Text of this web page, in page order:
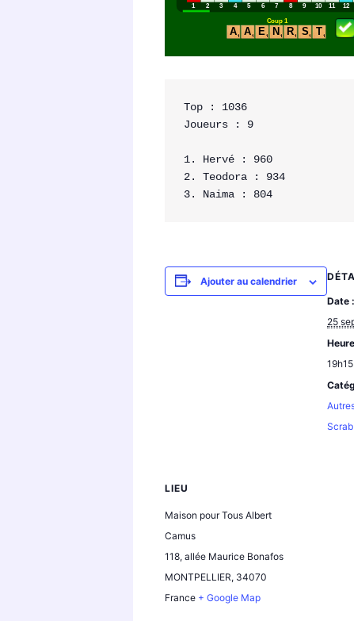
Top : 1036
Joueurs : 9
1. Hervé : 960
2. Teodora : 934
Ajouter au calendrier
Date :
25
LIEU
Maison pour Tous Albert
Camus
118, allée Maurice Bonafos
MONTPELLIER, 34070
France + Google Map